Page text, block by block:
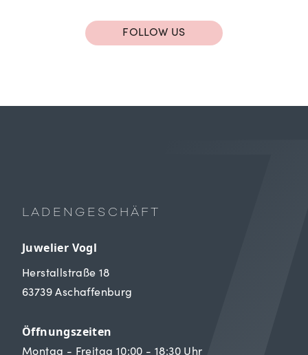
FOLLOW US
LADENGESCHÄFT
Juwelier Vogl
Herstallstraße 18
63739 Aschaffenburg
Öffnungszeiten
Montag - Freitag 10:00 - 18:30 Uhr